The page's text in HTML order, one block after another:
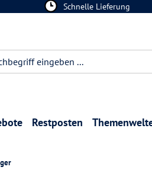
Schnelle Lieferung
Restposten